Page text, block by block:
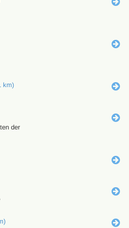
km)
der